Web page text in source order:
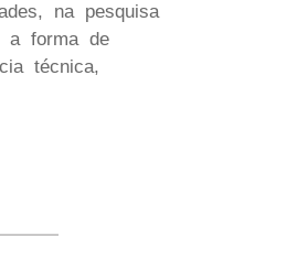
na pesquisa
a forma de
técnica,